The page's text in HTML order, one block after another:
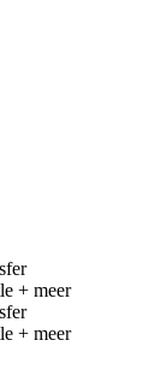
+ meer
+ meer